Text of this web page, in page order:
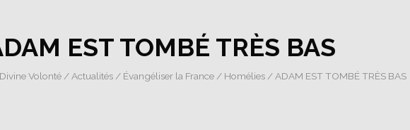
EST TOMBÉ TRÈS BAS
Volonté / Actualités / Évangéliser la France / Homélies / ADAM EST TOMBÉ TRÈS BAS